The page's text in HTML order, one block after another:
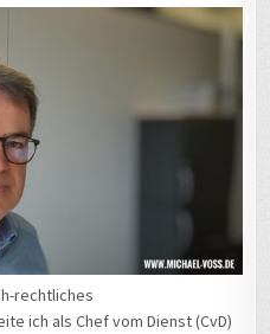
rechtliches
ich als Chef vom Dienst (CvD)